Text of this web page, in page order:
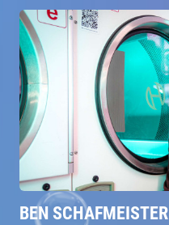
BEN SCHAFMEISTER